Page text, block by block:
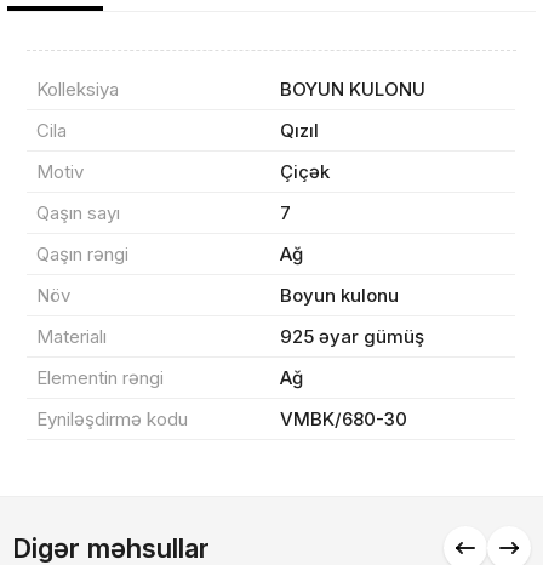
Kolleksiya
BOYUN KULONU
Cila
Qızıl
Motiv
Çiçək
Qaşın sayı
7
Qaşın rəngi
Ağ
Növ
Boyun kulonu
Materialı
925 əyar gümüş
Elementin rəngi
Ağ
Eyniləşdirmə kodu
VMBK/680-30
Digər məhsullar
Məhsul(lar) səbətə əlavə edildi
Sifarişin detalları
Məhsul toplam
Yekun məbləğ